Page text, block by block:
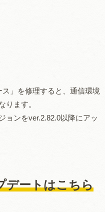
ス」を修理すると、通信環境
ります。
ョンをver.2.82.0以降にアッ
デートはこちら